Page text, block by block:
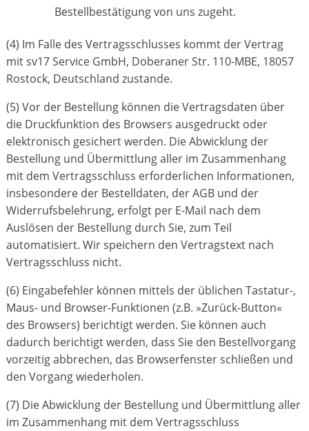
Bestellbestätigung von uns zugeht.
(4) Im Falle des Vertragsschlusses kommt der Vertrag
mit sv17 Service GmbH, Doberaner Str. 110-MBE, 18057
Rostock, Deutschland zustande.
(5) Vor der Bestellung können die Vertragsdaten über
die Druckfunktion des Browsers ausgedruckt oder
elektronisch gesichert werden. Die Abwicklung der
Bestellung und Übermittlung aller im Zusammenhang
mit dem Vertragsschluss erforderlichen Informationen,
insbesondere der Bestelldaten, der AGB und der
Widerrufsbelehrung, erfolgt per E-Mail nach dem
Auslösen der Bestellung durch Sie, zum Teil
automatisiert. Wir speichern den Vertragstext nach
Vertragsschluss nicht.
(6) Eingabefehler können mittels der üblichen Tastatur-,
Maus- und Browser-Funktionen (z.B. »Zurück-Button«
des Browsers) berichtigt werden. Sie können auch
dadurch berichtigt werden, dass Sie den Bestellvorgang
vorzeitig abbrechen, das Browserfenster schließen und
den Vorgang wiederholen.
(7) Die Abwicklung der Bestellung und Übermittlung aller
im Zusammenhang mit dem Vertragsschluss